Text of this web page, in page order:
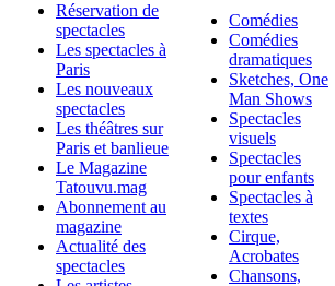
Réservation de
spectacles
Les spectacles à
Paris
Les nouveaux
spectacles
Les théâtres sur
Paris et banlieue
Le Magazine
Tatouvu.mag
Abonnement au
magazine
Actualité des
spectacles
Comédies
Comédies
dramatiques
Sketches, One
Man Shows
Spectacles
visuels
Spectacles
pour enfants
Spectacles à
textes
Cirque,
Acrobates
Chansons,